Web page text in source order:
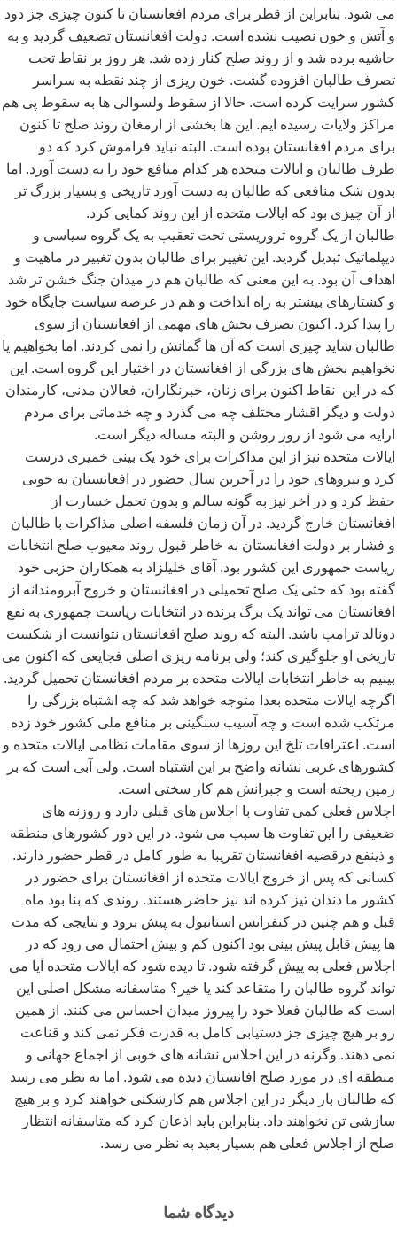
می شود. بنابراین از قطر برای مردم افغانستان تا کنون چیزی جز دود
و آتش و خون نصیب نشده است. دولت افغانستان تضعیف گردید و به
حاشیه برده شد و از روند صلح کنار زده شد. هر روز بر نقاط تحت
تصرف طالبان افزوده گشت. خون ریزی از چند نقطه به سراسر
کشور سرایت کرده است. حالا از سقوط ولسوالی ها به سقوط پی هم
مراکز ولایات رسیده ایم. این ها بخشی از ارمغان روند صلح تا کنون
برای مردم افغانستان بوده است. البته نباید فراموش کرد که دو
طرف طالبان و ایالات متحده هر کدام منافع خود را به دست آورد. اما
بدون شک منافعی که طالبان به دست آورد تاریخی و بسیار بزرگ تر
از آن چیزی بود که ایالات متحده از این روند کمایی کرد.
طالبان از یک گروه تروریستی تحت تعقیب به یک گروه سیاسی و
دیپلماتیک تبدیل گردید. این تغییر برای طالبان بدون تغییر در ماهیت و
اهداف آن بود. به این معنی که طالبان هم در میدان جنگ خشن تر شد
و کشتارهای بیشتر به راه انداخت و هم در عرصه سیاست جایگاه خود
را پیدا کرد. اکنون تصرف بخش های مهمی از افغانستان از سوی
طالبان شاید چیزی است که آن ها گمانش را نمی کردند. اما بخواهیم یا
نخواهیم بخش های بزرگی از افغانستان در اختیار این گروه است. این
که در این نقاط اکنون برای زنان، خبرنگاران، فعالان مدنی، کارمندان
دولت و دیگر اقشار مختلف چه می گذرد و چه خدماتی برای مردم
ارایه می شود از روز روشن و البته مساله دیگر است.
ایالات متحده نیز از این مذاکرات برای خود یک بینی خمیری درست
کرد و نیروهای خود را در آخرین سال حضور در افغانستان به خوبی
حفظ کرد و در آخر نیز به گونه سالم و بدون تحمل خسارت از
افغانستان خارج گردید. در آن زمان فلسفه اصلی مذاکرات با طالبان
و فشار بر دولت افغانستان به خاطر قبول روند معیوب صلح انتخابات
ریاست جمهوری این کشور بود. آقای خلیلزاد به همکاران حزبی خود
گفته بود که حتی یک صلح تحمیلی در افغانستان و خروج آبرومندانه از
افغانستان می تواند یک برگ برنده در انتخابات ریاست جمهوری به نفع
دونالد ترامپ باشد. البته که روند صلح افغانستان نتوانست از شکست
تاریخی او جلوگیری کند؛ ولی برنامه ریزی اصلی فجایعی که اکنون می
بینیم به خاطر انتخابات ایالات متحده بر مردم افغانستان تحمیل گردید.
اگرچه ایالات متحده بعدا متوجه خواهد شد که چه اشتباه بزرگی را
مرتکب شده است و چه آسیب سنگینی بر منافع ملی کشور خود زده
است. اعترافات تلخ این روزها از سوی مقامات نظامی ایالات متحده و
کشورهای غربی نشانه واضح بر این اشتباه است. ولی آبی است که بر
زمین ریخته است و جبرانش هم کار سختی است.
اجلاس فعلی کمی تفاوت با اجلاس های قبلی دارد و روزنه های
ضعیفی را این تفاوت ها سبب می شود. در این دور کشورهای منطقه
و ذینفع درقضیه افغانستان تقریبا به طور کامل در قطر حضور دارند.
کسانی که پس از خروج ایالات متحده از افغانستان برای حضور در
کشور ما دندان تیز کرده اند نیز حاضر هستند. روندی که بنا بود ماه
قبل و هم چنین در کنفرانس استانبول به پیش برود و نتایجی که مدت
ها پیش قابل پیش بینی بود اکنون کم و بیش احتمال می رود که در
اجلاس فعلی به پیش گرفته شود. تا دیده شود که ایالات متحده آیا می
تواند گروه طالبان را متقاعد کند یا خیر؟ متاسفانه مشکل اصلی این
است که طالبان فعلا خود را پیروز میدان احساس می کنند. از همین
رو بر هیچ چیزی جز دستیابی کامل به قدرت فکر نمی کند و قناعت
نمی دهند. وگرنه در این اجلاس نشانه های خوبی از اجماع جهانی و
منطقه ای در مورد صلح افانستان دیده می شود. اما به نظر می رسد
که طالبان بار دیگر در این اجلاس هم کارشکنی خواهند کرد و بر هیچ
سازشی تن نخواهند داد. بنابراین باید اذعان کرد که متاسفانه انتظار
صلح از اجلاس فعلی هم بسیار بعید به نظر می رسد.
دیدگاه شما